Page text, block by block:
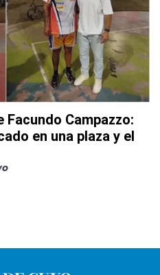
Campazzo:
en una plaza y el